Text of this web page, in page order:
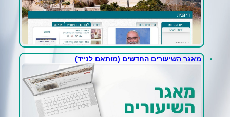
מאגר השיעורים החדשים (מותאם לנייד)